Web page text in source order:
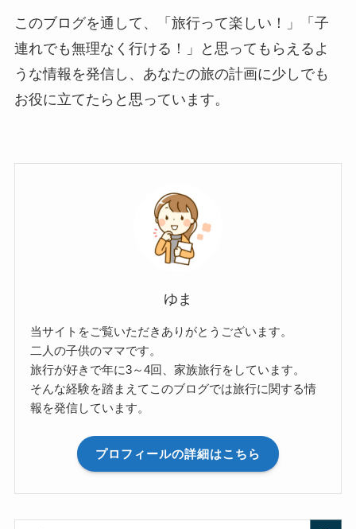
このブログを通して、「旅行って楽しい！」「子
連れでも無理なく行ける！」と思ってもらえるよ
うな情報を発信し、あなたの旅の計画に少しでも
お役に立てたらと思っています。
ゆま
当サイトをご覧いただきありがとうございます。
二人の子供のママです。
旅行が好きで年に3～4回、家族旅行をしています。
そんな経験を踏まえてこのブログでは旅行に関する情
報を発信しています。
プロフィールの詳細はこちら